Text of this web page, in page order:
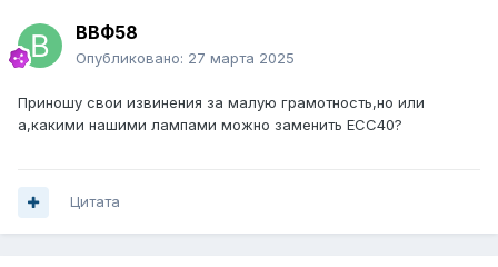
ВВФ58
Опубликовано: 27 марта 2025
Приношу свои извинения за малую грамотность,но или
а,какими нашими лампами можно заменить ЕСС40?
Цитата